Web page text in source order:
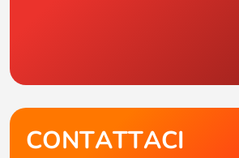
CONTATTACI